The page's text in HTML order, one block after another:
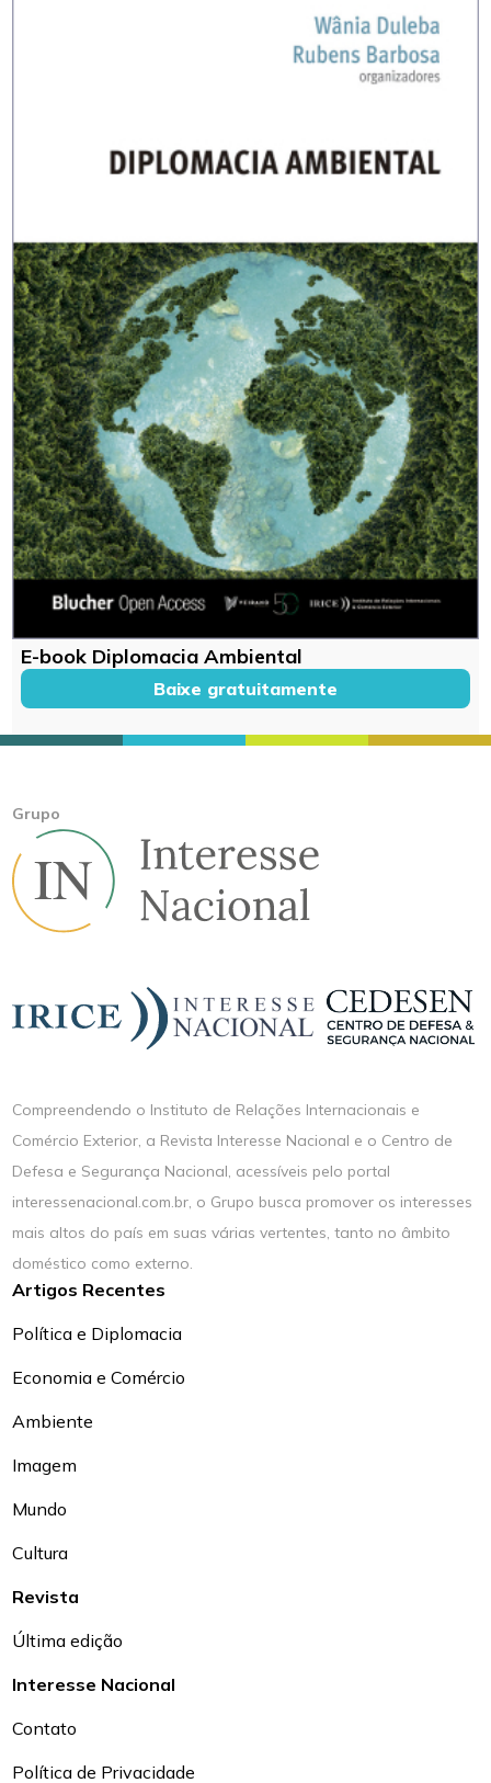
E-book Diplomacia Ambiental
Baixe gratuitamente
Grupo
Compreendendo o Instituto de Relações Internacionais e
Comércio Exterior, a Revista Interesse Nacional e o Centro de
Defesa e Segurança Nacional, acessíveis pelo portal
interessenacional.com.br, o Grupo busca promover os interesses
mais altos do país em suas várias vertentes, tanto no âmbito
doméstico como externo.
Artigos Recentes
Política e Diplomacia
Economia e Comércio
Ambiente
Imagem
Mundo
Cultura
Revista
Última edição
Interesse Nacional
Contato
Política de Privacidade